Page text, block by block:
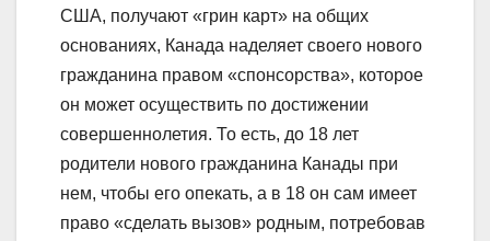
США, получают «грин карт» на общих
основаниях, Канада наделяет своего нового
гражданина правом «спонсорства», которое
он может осуществить по достижении
совершеннолетия. То есть, до 18 лет
родители нового гражданина Канады при
нем, чтобы его опекать, а в 18 он сам имеет
право «сделать вызов» родным, потребовав